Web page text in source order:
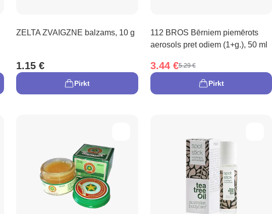
ZELTA ZVAIGZNE balzams, 10 g
1.15 €
Pirkt
112 BROS Bērniem piemērots
aerosols pret odiem (1+g.), 50 ml
3.44 €5.29 €
Pirkt